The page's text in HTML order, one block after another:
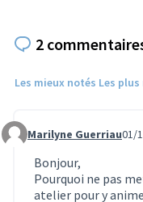
2
Les mieux notés Les
Commentaire 884
Marilyne Guerriau01/
Bonjour,
Pourquoi ne pas
atelier pour y